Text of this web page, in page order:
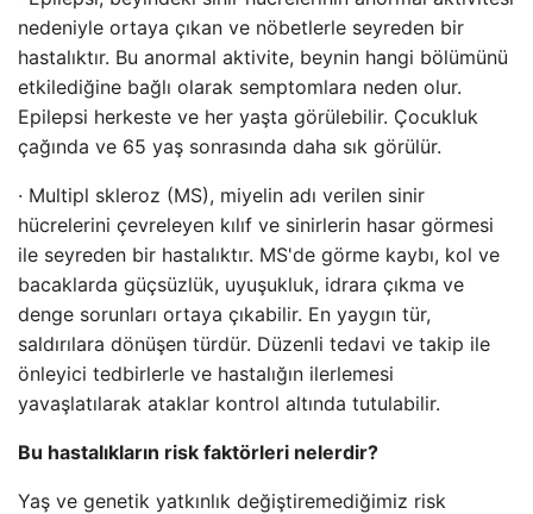
nedeniyle ortaya çıkan ve nöbetlerle seyreden bir
hastalıktır. Bu anormal aktivite, beynin hangi bölümünü
etkilediğine bağlı olarak semptomlara neden olur.
Epilepsi herkeste ve her yaşta görülebilir. Çocukluk
çağında ve 65 yaş sonrasında daha sık görülür.
· Multipl skleroz (MS), miyelin adı verilen sinir
hücrelerini çevreleyen kılıf ve sinirlerin hasar görmesi
ile seyreden bir hastalıktır. MS'de görme kaybı, kol ve
bacaklarda güçsüzlük, uyuşukluk, idrara çıkma ve
denge sorunları ortaya çıkabilir. En yaygın tür,
saldırılara dönüşen türdür. Düzenli tedavi ve takip ile
önleyici tedbirlerle ve hastalığın ilerlemesi
yavaşlatılarak ataklar kontrol altında tutulabilir.
Bu hastalıkların risk faktörleri nelerdir?
Yaş ve genetik yatkınlık değiştiremediğimiz risk